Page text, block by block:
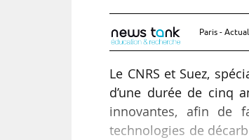
Paris -
Le CNRS et Suez,
d’une durée de cinq
innovantes, afin de
technologies de